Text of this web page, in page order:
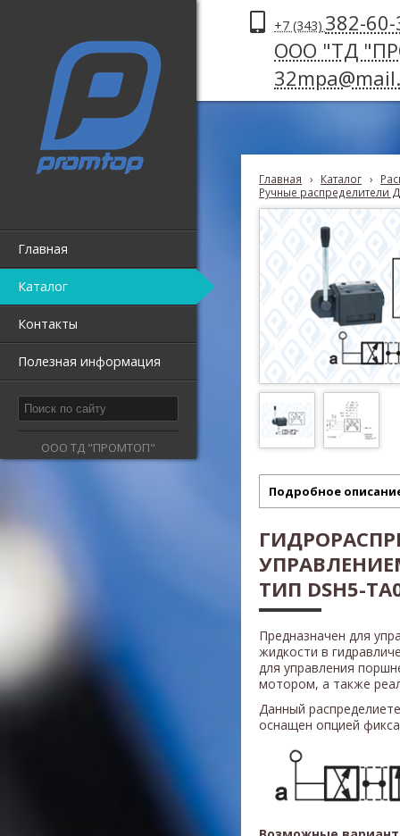
Главная
Каталог
Контакты
Полезная информация
ООО ТД "ПРОМТОП"
+7 (343) 382-
ООО "ТД
Главная › Каталог ›
Ручные распределители
Подробное
ТИП DSH5-
Предназначен для
жидкости в
для управления
мотором, а также
Данный
оснащен опцией